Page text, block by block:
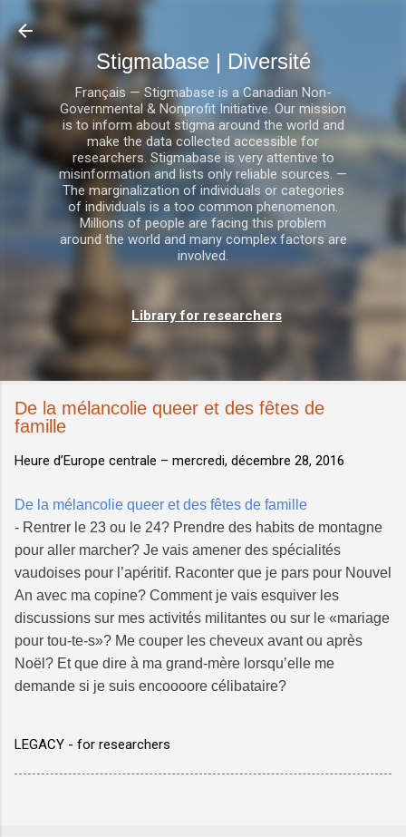
Stigmabase | Diversité
Français — Stigmabase is a Canadian Non-
Governmental & Nonprofit Initiative. Our mission
is to inform about stigma around the world and
make the data collected accessible for
researchers. Stigmabase is very attentive to
misinformation and lists only reliable sources. —
The marginalization of individuals or categories
of individuals is a too common phenomenon.
Millions of people are facing this problem
around the world and many complex factors are
involved.
Library for researchers
De la mélancolie queer et des fêtes de
famille
Heure d’Europe centrale – mercredi, décembre 28, 2016
De la mélancolie queer et des fêtes de famille
- Rentrer le 23 ou le 24? Prendre des habits de montagne
pour aller marcher? Je vais amener des spécialités
vaudoises pour l’apéritif. Raconter que je pars pour Nouvel
An avec ma copine? Comment je vais esquiver les
discussions sur mes activités militantes ou sur le «mariage
pour tou-te-s»? Me couper les cheveux avant ou après
Noël? Et que dire à ma grand-mère lorsqu’elle me
demande si je suis encoooore célibataire?
LEGACY - for researchers